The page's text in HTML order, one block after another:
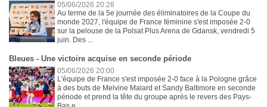
05/06/2026 20:28
Au terme de la 5e journée des éliminatoires de la Coupe du
monde 2027, l'équipe de France féminine s'est imposée 2-0
sur la pelouse de la Polsat Plus Arena de Gdansk, vendredi 5
juin. Des ...
Bleues - Une victoire acquise en seconde période
05/06/2026 20:00
L'équipe de France s'est imposée 2-0 face à la Pologne grâce
à des buts de Melvine Malard et Sandy Baltimore en seconde
période et prend la tête du groupe après le revers des Pays-